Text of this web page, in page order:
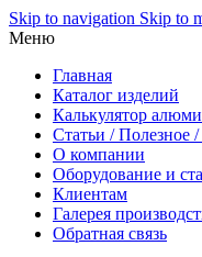
Skip to navigation Skip to
Меню
Главная
Каталог изделий
Калькулятор
Статьи / Полезное
О компании
Оборудование и
Клиентам
Галерея
Обратная связь